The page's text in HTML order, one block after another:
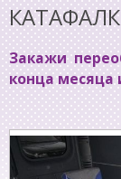
КАТАФАЛК
Закажи
конца месяца